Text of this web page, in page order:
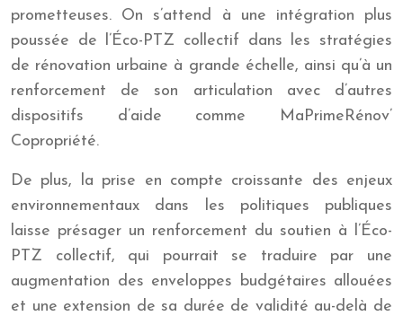
prometteuses. On s’attend à une intégration plus
poussée de l’Éco-PTZ collectif dans les stratégies
de rénovation urbaine à grande échelle, ainsi qu’à un
renforcement de son articulation avec d’autres
dispositifs d’aide comme MaPrimeRénov’
Copropriété.
De plus, la prise en compte croissante des enjeux
environnementaux dans les politiques publiques
laisse présager un renforcement du soutien à l’Éco-
PTZ collectif, qui pourrait se traduire par une
augmentation des enveloppes budgétaires allouées
et une extension de sa durée de validité au-delà de